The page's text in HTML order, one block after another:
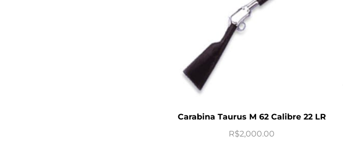
Carabina Taurus M 62 Calibre 22 LR
R$2,000.00